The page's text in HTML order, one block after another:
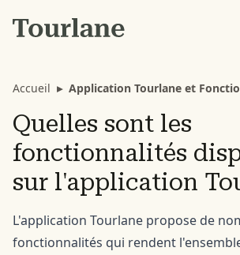
Accueil ▸ Application Tourlane et
Quelles sont les
fonctionnalités
sur l'application
L'application Tourlane propose de
fonctionnalités qui rendent